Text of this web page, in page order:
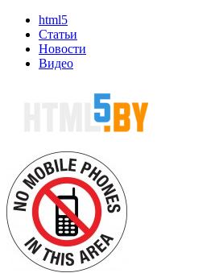
html5
Статьи
Новости
Видео